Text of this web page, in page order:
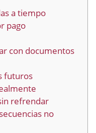
a tiempo
pago
con documentos
futuros
refrendar
no